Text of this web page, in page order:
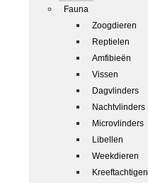
Fauna
Zoogdieren
Reptielen
Amfibieën
Vissen
Dagvlinders
Nachtvlinders
Microvlinders
Libellen
Weekdieren
Kreeftachtigen